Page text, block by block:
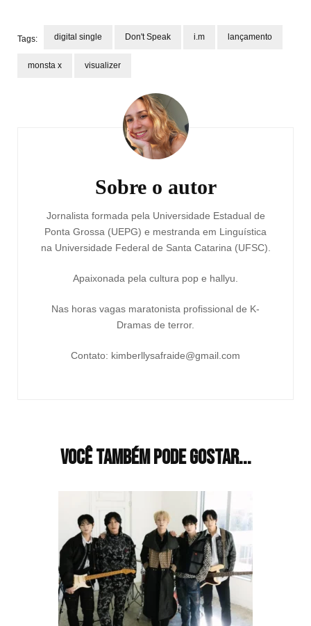
Tags: digital single Don't Speak i.m lançamento
monsta x visualizer
Sobre o autor
Jornalista formada pela Universidade Estadual de
Ponta Grossa (UEPG) e mestranda em Linguística
na Universidade Federal de Santa Catarina (UFSC).
Apaixonada pela cultura pop e hallyu.
Nas horas vagas maratonista profissional de K-
Dramas de terror.
Contato: kimberllysafraide@gmail.com
Você também pode gostar...